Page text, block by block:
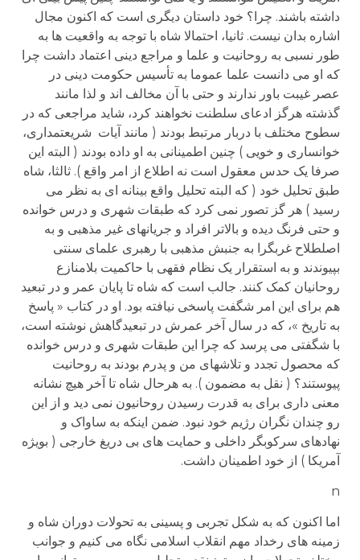
داشته باشند. چرا؟ خود داستان دیگری است که اکنون مجال
اشاره بدان نیست. ثانیا، احتمالا شاه با توجه به واقعیت ها به
طور نسبی به روحانیت و علما و مراجع دینی اعتماد داشت چرا
که او می دانست علما عموما به تأسیس حکومت دینی در
عصر غیبت باور ندارند و حتی با آن مخالف اند و لذا مانند
گذشته هرگز ادعای سلطنت نخواهند کرد، شاید مراجعی که در
سطوح مختلف با دربار مرتبط بودند ( مانند آیات شریعتمداری،
خوانساری و خویی ) چنین اطمینانی به او داده بودند ( البته این
صرفا یک حدس معقول است نه اطلاع از امر واقع ). ثالثا، شاه
طبق تحلیل خود ( که البته تحلیل واقع بینانه ای به نظر می
رسید ) هر گز تصور نمی کرد که طبقات شهری و درس خوانده
و حتی فرنگ دیده و بالاتر افراد و جریانهای غیر مذهبی و به
اصلطلاح غربگرا به جنبش مذهبی با رهبری علمای سنتی
بپیوندند و به استقرار یک نظام فقهی با حاکمیت بلامنازع
روحانیان کمک کنند. جالب است که شاه تا پایان عمر و در تبعید
هم برای این امر شگفت پاسخی نیافته بود. او در کتاب « پاسخ
به تاریخ »، که در سال آخر عمرش در تبعیدگاهش نوشته است،
با شگفتی می پرسد که چرا این طبقات شهری و درس خوانده
که محصول تجدد و تلاشهای من و پدرم بودند به روحانیت
پیوستند؟ ( نقل به مضمون ). به هرحال شاه تا آخر هیچ نشانه
معنی داری برای به قدرت رسیدن روحانیون نمی دید و از این
رو چندان نگران رژیم خود نبود. ضمن اینکه به ساواک و
نهادهای سرکوبگر داخلی و حمایت های بی دریغ خارجی ( بویژه
آمریکا ) از خود اطمینان داشت.
n
اما اکنون که به شکل تجربی و پسینی به تحولات دوران شاه و
زمینه های رخداد مهم انقلاب اسلامی نگاه می کنیم و جوانب